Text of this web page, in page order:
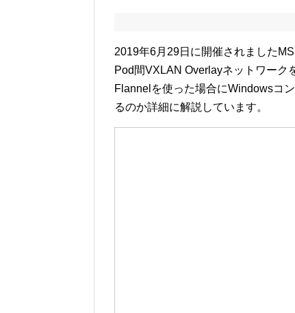
2019年6月29日に開催されました
Pod間VXLAN Overlayネットワーク
Flannelを使った場合にWindowsコ
るのか詳細に解説しています。